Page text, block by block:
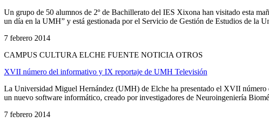
Un grupo de 50 alumnos de 2º de Bachillerato del IES Xixona han visitado esta
un día en la UMH” y está gestionada por el Servicio de Gestión de Estudios de la
7 febrero 2014
CAMPUS CULTURA ELCHE FUENTE NOTICIA OTROS
XVII número del informativo y IX reportaje de UMH Televisión
La Universidad Miguel Hernández (UMH) de Elche ha presentado el XVII
un nuevo software informático, creado por investigadores de Neuroingeniería
7 febrero 2014